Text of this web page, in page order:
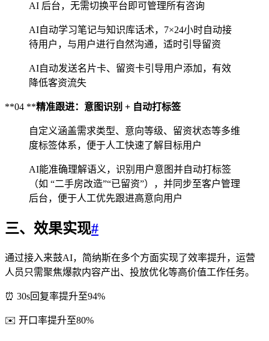
AI 后台，无需切换平台即可管理所有咨询
AI自动学习笔记与知识库话术，7×24小时自动接
待用户，与用户进行自然沟通，适时引导留资
AI自动发送名片卡、留资卡引导用户添加，有效
降低客资流失
**04 **精准跟进：意图识别 + 自动打标签
自定义涵盖需求类型、意向等级、留资状态等多维
度标签体系，便于人工快速了解目标用户
AI能准确理解语义，识别用户意图并自动打标签
（如 “二手房改造”“已留资”），并同步至客户管理
后台，便于人工优先跟进高意向用户
三、效果实现#
通过接入来鼓AI，简纳斯在多个方面实现了效率提升，运营
人员只需聚焦爆款内容产出、投放优化等高价值工作任务。
⏰ 30s回复率提升至94%
✉️ 开口率提升至80%